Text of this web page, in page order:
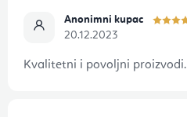
Anonimni kupac
20.12.2023
Kvalitetni i povoljni proizvodi.